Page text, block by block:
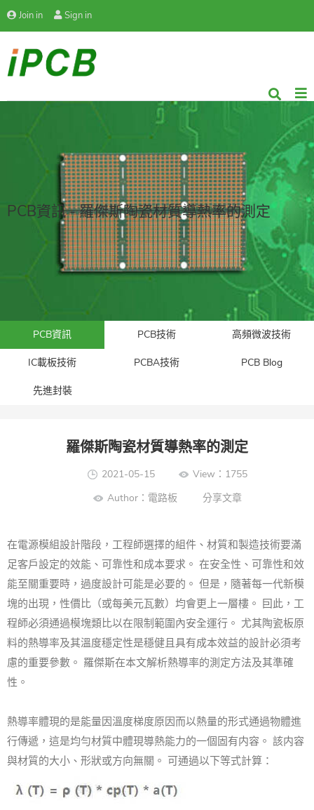
Join in Sign in
PCB資訊 - 羅傑斯陶瓷材質導熱率的測定
PCB資訊 PCB技術 高頻微波技術
IC載板技術 PCBA技術 PCB Blog
先進封裝​
羅傑斯陶瓷材質導熱率的測定
2021-05-15
View：1755
Author：電路板 分享文章
在電源模組設計階段，工程師選擇的組件、材質和製造技術要滿
足客戶設定的效能、可靠性和成本要求。 在安全性、可靠性和效
能至關重要時，過度設計可能是必要的。 但是，隨著每一代新模
塊的出現，性價比（或每美元瓦數）均會更上一層樓。 囙此，工
程師必須通過模塊類比以在限制範圍內安全運行。 尤其陶瓷板原
料的熱導率及其溫度穩定性是穩健且具有成本效益的設計必須考
慮的重要參數。 羅傑斯在本文解析熱導率的測定方法及其準確
性。
熱導率體現的是能量因溫度梯度原因而以熱量的形式通過物體進
行傳遞，這是均勻材質中體現導熱能力的一個固有内容。 該内容
與材質的大小、形狀或方向無關。 可通過以下等式計算：